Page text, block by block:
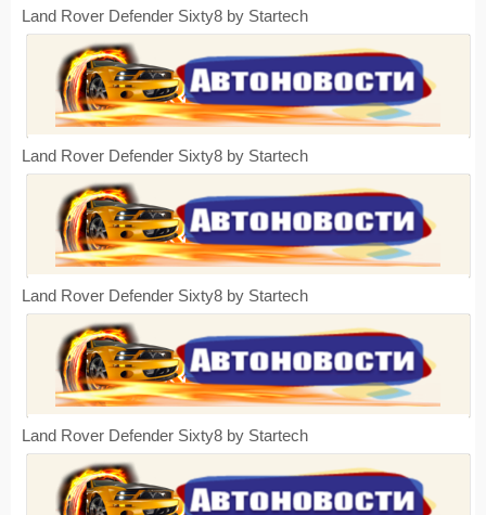
Land Rover Defender Sixty8 by Startech
Land Rover Defender Sixty8 by Startech
Land Rover Defender Sixty8 by Startech
Land Rover Defender Sixty8 by Startech